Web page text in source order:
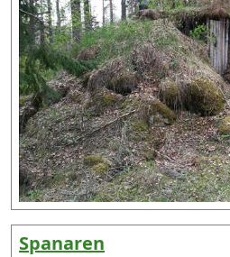
Spanaren